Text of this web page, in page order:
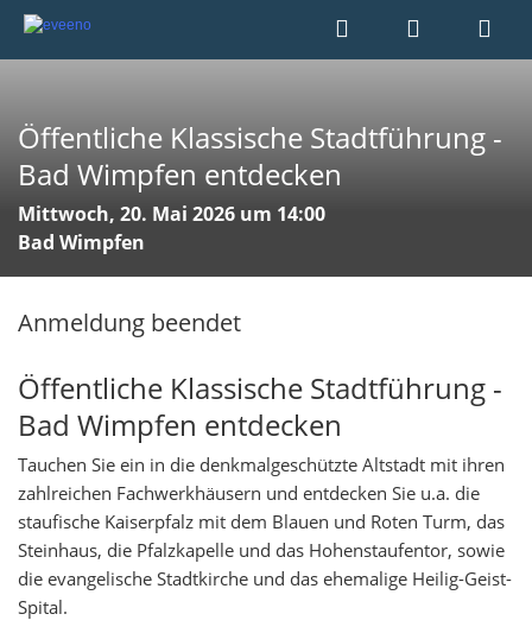
Öffentliche Klassische Stadtführung -
Bad Wimpfen entdecken
Mittwoch, 20. Mai 2026 um 14:00
Bad Wimpfen
Anmeldung beendet
Öffentliche Klassische Stadtführung -
Bad Wimpfen entdecken
Tauchen Sie ein in die denkmalgeschützte Altstadt mit ihren
zahlreichen Fachwerkhäusern und entdecken Sie u.a. die
staufische Kaiserpfalz mit dem Blauen und Roten Turm, das
Steinhaus, die Pfalzkapelle und das Hohenstaufentor, sowie
die evangelische Stadtkirche und das ehemalige Heilig-Geist-
Spital.